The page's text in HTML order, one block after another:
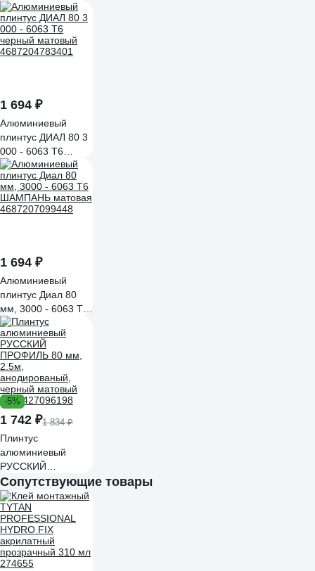
Т6, RAL 9005,
глубокий черный
матовый
4687207099424
1 694 ₽
Алюминиевый
плинтус ДИАЛ 80 3
000 - 6063 Т6
черный матовый
4687204783401
1 694 ₽
Алюминиевый
плинтус Диал 80
мм, 3000 - 6063 Т6
ШАМПАНЬ матовая
4687207099448
-5%
1 742 ₽1 834 ₽
Плинтус
алюминиевый
РУССКИЙ
ПРОФИЛЬ 80 мм,
2.5м,
анодированый,
черный матовый
4680427096198
Сопутствующие товары